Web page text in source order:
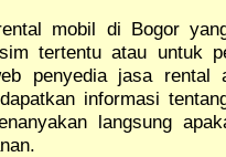
mobil di Bogor
tertentu atau untuk
penyedia jasa rental
informasi
langsung